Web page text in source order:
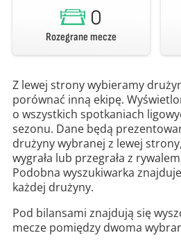
0
Rozegrane mecze
Z lewej strony wybieramy
porównać inną ekipę.
o wszystkich spotkaniach
sezonu. Dane będą
drużyny wybranej z lewej
wygrała lub przegrała z
Podobna wyszukiwarka
każdej drużyny.
Pod bilansami znajdują się
mecze pomiędzy dwoma